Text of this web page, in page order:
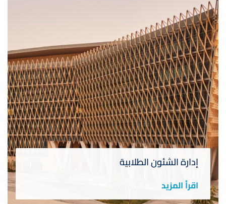
إدارة الشئون الطلابية
اقرأ المزيد